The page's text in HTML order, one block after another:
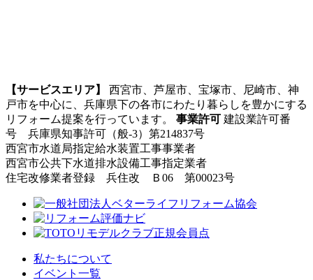
【サービスエリア】
西宮市、芦屋市、宝塚市、尼崎市、神
戸市を中心に、兵庫県下の各市にわたり暮らしを豊かにする
リフォーム提案を行っています。 事業許可 建設業許可番
号 兵庫県知事許可（般-3）第214837号
西宮市水道局指定給水装置工事事業者
西宮市公共下水道排水設備工事指定業者
住宅改修業者登録 兵住改 Ｂ06 第00023号
私たちについて
イベント一覧